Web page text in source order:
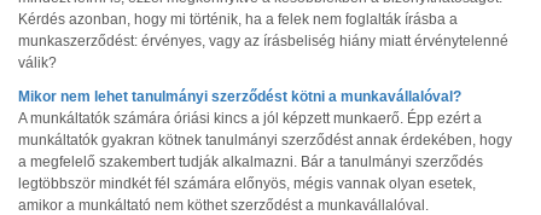
Kérdés azonban, hogy mi történik, ha a felek nem foglalták írásba a
munkaszerződést: érvényes, vagy az írásbeliség hiány miatt érvénytelenné
válik?
Mikor nem lehet tanulmányi szerződést kötni a munkavállalóval?
A munkáltatók számára óriási kincs a jól képzett munkaerő. Épp ezért a
munkáltatók gyakran kötnek tanulmányi szerződést annak érdekében, hogy
a megfelelő szakembert tudják alkalmazni. Bár a tanulmányi szerződés
legtöbbször mindkét fél számára előnyös, mégis vannak olyan esetek,
amikor a munkáltató nem köthet szerződést a munkavállalóval.